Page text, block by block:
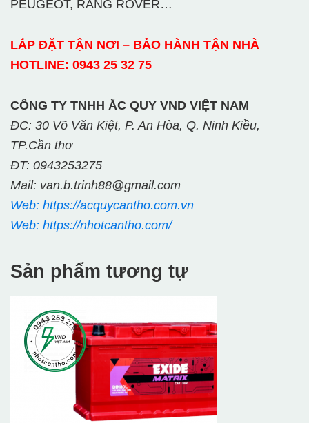
PEUGEOT, RANG ROVER…
LẮP ĐẶT TẬN NƠI – BẢO HÀNH TẬN NHÀ
HOTLINE: 0943 25 32 75
CÔNG TY TNHH ẮC QUY VND VIỆT NAM
ĐC: 30 Võ Văn Kiệt, P. An Hòa, Q. Ninh Kiều,
TP.Cần thơ
ĐT: 0943253275
Mail: van.b.trinh88@gmail.com
Web: https://acquycantho.com.vn
Web: https://nhotcantho.com/
Sản phẩm tương tự